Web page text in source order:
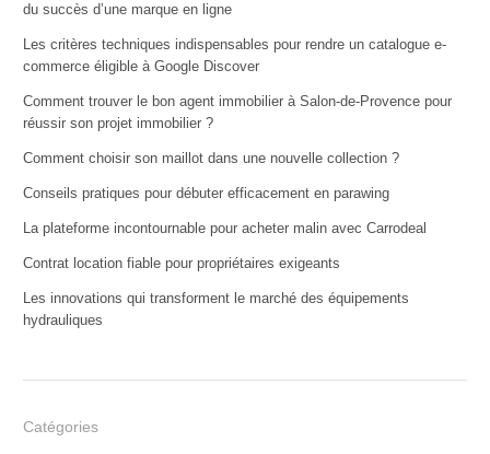
du succès d’une marque en ligne
Les critères techniques indispensables pour rendre un catalogue e-
commerce éligible à Google Discover
Comment trouver le bon agent immobilier à Salon-de-Provence pour
réussir son projet immobilier ?
Comment choisir son maillot dans une nouvelle collection ?
Conseils pratiques pour débuter efficacement en parawing
La plateforme incontournable pour acheter malin avec Carrodeal
Contrat location fiable pour propriétaires exigeants
Les innovations qui transforment le marché des équipements
hydrauliques
Catégories